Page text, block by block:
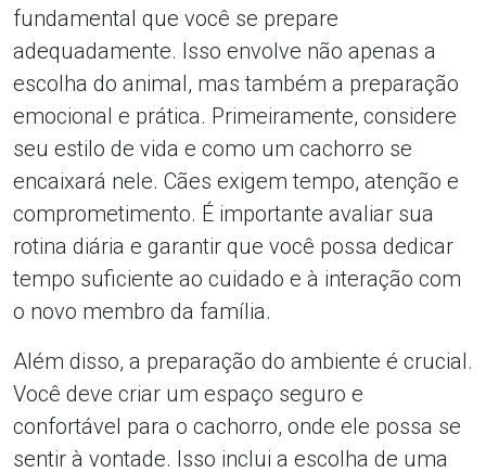
fundamental que você se prepare
adequadamente. Isso envolve não apenas a
escolha do animal, mas também a preparação
emocional e prática. Primeiramente, considere
seu estilo de vida e como um cachorro se
encaixará nele. Cães exigem tempo, atenção e
comprometimento. É importante avaliar sua
rotina diária e garantir que você possa dedicar
tempo suficiente ao cuidado e à interação com
o novo membro da família.
Além disso, a preparação do ambiente é crucial.
Você deve criar um espaço seguro e
confortável para o cachorro, onde ele possa se
sentir à vontade. Isso inclui a escolha de uma